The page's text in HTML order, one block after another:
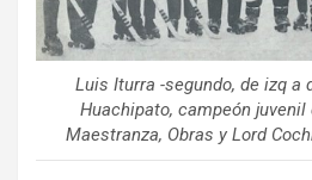
Luis Iturra -segundo, de izq a
Huachipato, campeón juvenil
Maestranza, Obras y Lord